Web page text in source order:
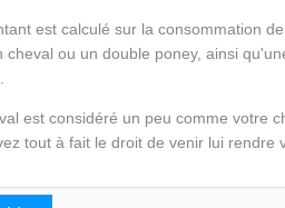
est calculé sur la consommation
cheval ou un double poney, ainsi
est considéré un peu comme votre
tout à fait le droit de venir lui rendre